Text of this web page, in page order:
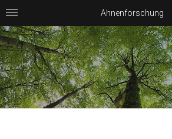
Ahnenforschung